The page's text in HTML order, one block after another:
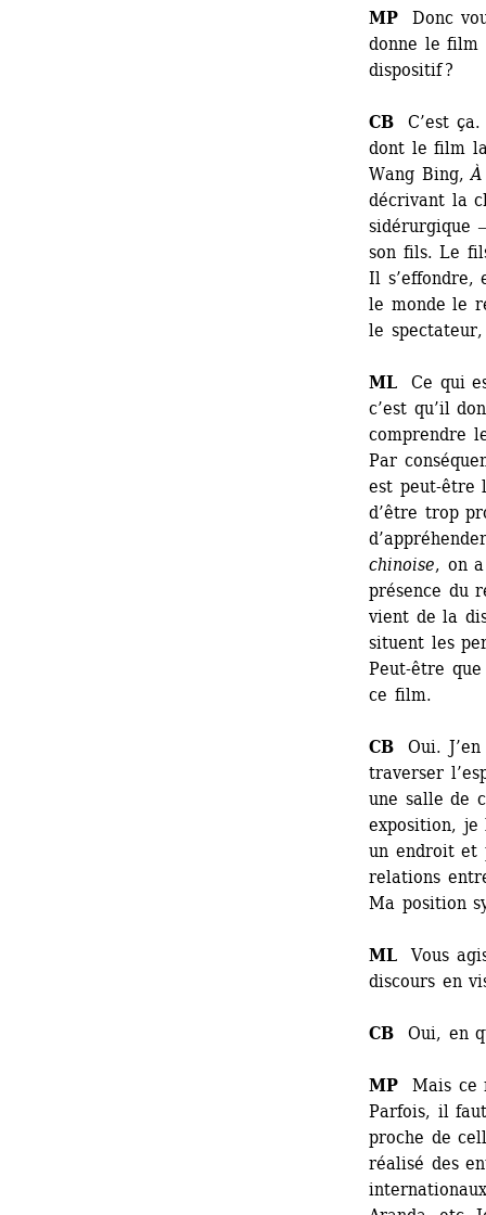
MP Donc
donne le film
dispositif ?
CB C’est ça.
dont le film
Wang Bing, À
décrivant la
sidérurgique
son fils. Le
Il
le monde le
le
ML Ce qui
c’est qu’il
comprendre
Par
est peut-être
d’être trop
chinoise, on
présence du
vient de la
situent les
Peut-être
ce film.
CB Oui.
traverser
une salle de
exposition, je
un endroit et
relations
Ma position
ML Vous
discours en
CB Oui, en
MP Mais ce
Parfois, il
proche de
réalisé des